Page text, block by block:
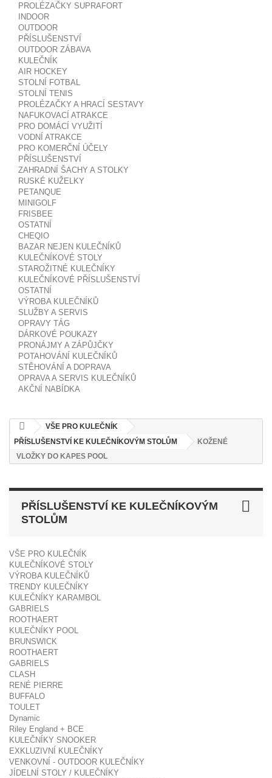
PROLÉZAČKY SUPRAFORT
INDOOR
OUTDOOR
PŘÍSLUŠENSTVÍ
OUTDOOR ZÁBAVA
KULEČNÍK
AIR HOCKEY
STOLNÍ FOTBAL
STOLNÍ TENIS
PROLÉZAČKY A HRACÍ SESTAVY
NAFUKOVACÍ ATRAKCE
PRO DOMÁCÍ VYUŽITÍ
VODNÍ ATRAKCE
PRO KOMERČNÍ ÚČELY
PŘÍSLUŠENSTVÍ
ZAHRADNÍ ŠACHY A STOLKY
RUSKÉ KUŽELKY
PETANQUE
MINIGOLF
FRISBEE
OSTATNÍ
CHEQIO
BAZAR NEJEN KULEČNÍKŮ
KULEČNÍKOVÉ STOLY
STAROŽITNÉ KULEČNÍKY
KULEČNÍKOVÉ PŘÍSLUŠENSTVÍ
OSTATNÍ
VÝROBA KULEČNÍKŮ
SLUŽBY A SERVIS
OPRAVY TÁG
DÁRKOVÉ POUKAZY
PRONÁJMY A ZÁPŮJČKY
POTAHOVÁNÍ KULEČNÍKŮ
STĚHOVÁNÍ A DOPRAVA
OPRAVA A SERVIS KULEČNÍKŮ
AKČNÍ NABÍDKA
VŠE PRO KULEČNÍK
PŘÍSLUŠENSTVÍ KE KULEČNÍKOVÝM STOLŮM
KOŽENÉ
VLOŽKY DO KAPES POOL
PŘÍSLUŠENSTVÍ KE KULEČNÍKOVÝM
STOLŮM
VŠE PRO KULEČNÍK
KULEČNÍKOVÉ STOLY
VÝROBA KULEČNÍKŮ
TRENDY KULEČNÍKY
KULEČNÍKY KARAMBOL
GABRIELS
ROOTHAERT
KULEČNÍKY POOL
BRUNSWICK
ROOTHAERT
GABRIELS
CLASH
RENÉ PIERRE
BUFFALO
TOULET
Dynamic
Riley England + BCE
KULEČNÍKY SNOOKER
EXKLUZIVNÍ KULEČNÍKY
VENKOVNÍ - OUTDOOR KULEČNÍKY
JÍDELNÍ STOLY / KULEČNÍKY